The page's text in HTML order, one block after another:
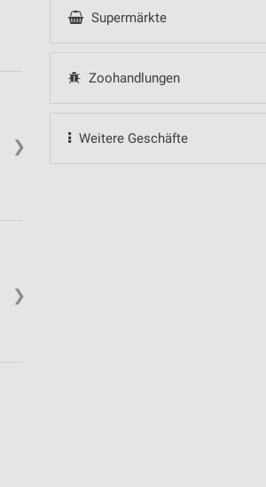
Supermärkte
Zoohandlungen
Weitere Geschäfte
❯
❯